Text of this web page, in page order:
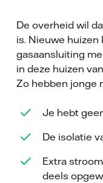
De overheid wil
is. Nieuwe huizen
gasaansluiting
in deze huizen
Zo hebben jonge
Je hebt
De isolatie
Extra
deels